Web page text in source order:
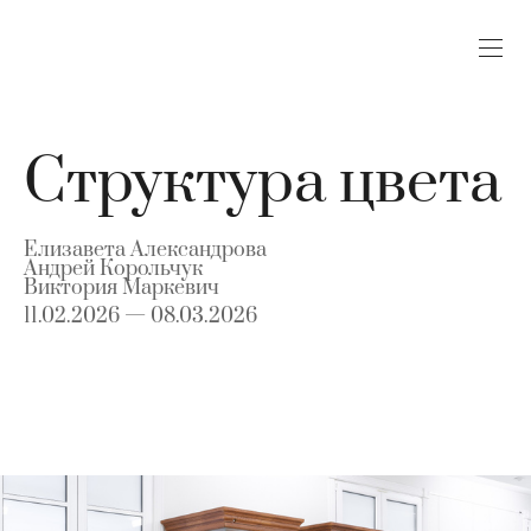
Структура цвета
Елизавета Александрова
Андрей Корольчук
Виктория Маркевич
11.02.2026 — 08.03.2026